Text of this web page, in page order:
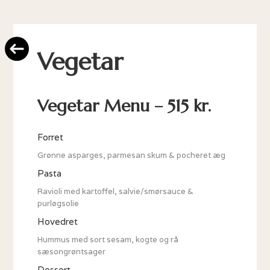
Vegetar
Vegetar Menu – 515 kr.
Forret
Grønne asparges, parmesan skum & pocheret æg
Pasta
Ravioli med kartoffel, salvie/smørsauce &
purløgsolie
Hovedret
Hummus med sort sesam, kogte og rå
sæsongrøntsager